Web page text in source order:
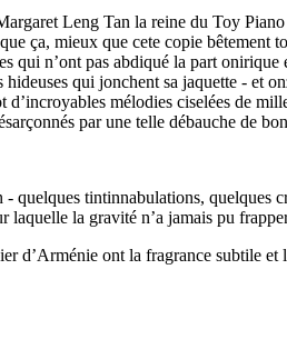
Leng Tan la reine du Toy
ça, mieux que cete copie bêtement
qui n’ont pas abdiqué la part
qui jonchent sa jaquette - et
mélodies ciselées de
par une telle débauche de
tintinnabulations, quelques
laquelle la gravité n’a jamais pu
ont la fragrance subtile et